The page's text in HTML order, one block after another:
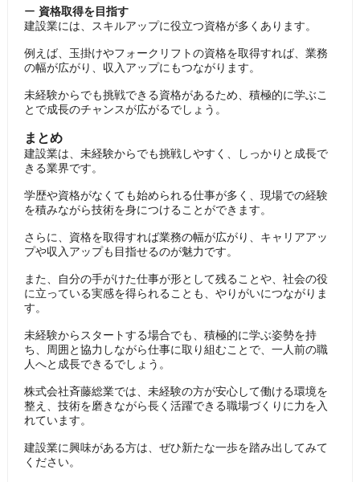
ー 資格取得を目指す
建設業には、スキルアップに役立つ資格が多くあります。
例えば、玉掛けやフォークリフトの資格を取得すれば、業務
の幅が広がり、収入アップにもつながります。
未経験からでも挑戦できる資格があるため、積極的に学ぶこ
とで成長のチャンスが広がるでしょう。
まとめ
建設業は、未経験からでも挑戦しやすく、しっかりと成長で
きる業界です。
学歴や資格がなくても始められる仕事が多く、現場での経験
を積みながら技術を身につけることができます。
さらに、資格を取得すれば業務の幅が広がり、キャリアアッ
プや収入アップも目指せるのが魅力です。
また、自分の手がけた仕事が形として残ることや、社会の役
に立っている実感を得られることも、やりがいにつながりま
す。
未経験からスタートする場合でも、積極的に学ぶ姿勢を持
ち、周囲と協力しながら仕事に取り組むことで、一人前の職
人へと成長できるでしょう。
株式会社斉藤総業では、未経験の方が安心して働ける環境を
整え、技術を磨きながら長く活躍できる職場づくりに力を入
れています。
建設業に興味がある方は、ぜひ新たな一歩を踏み出してみて
ください。